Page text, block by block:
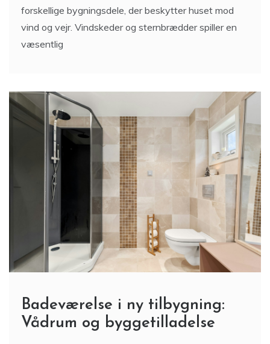
forskellige bygningsdele, der beskytter huset mod
vind og vejr. Vindskeder og sternbrædder spiller en
væsentlig
Badeværelse i ny tilbygning:
Vådrum og byggetilladelse